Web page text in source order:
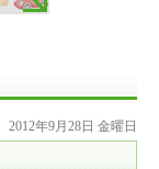
2012年9月28日 金曜日